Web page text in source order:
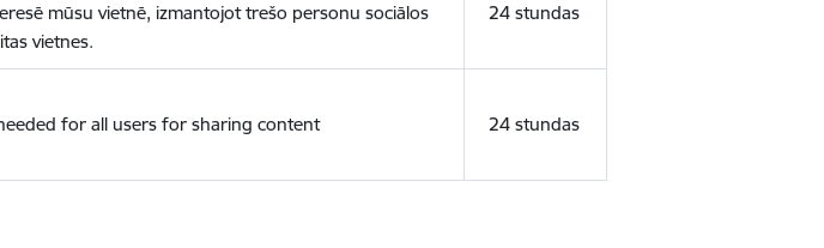
mūsu vietnē, izmantojot trešo personu sociālos
vietnes.
24 stundas
for all users for sharing content 24 stundas